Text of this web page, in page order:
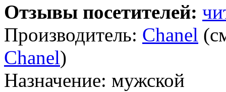
Отзывы посетителей:
Производитель: Chanel
Chanel)
Назначение: мужской